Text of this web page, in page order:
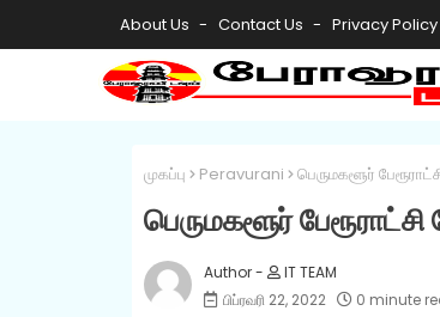
About Us Contact Us Privacy Policy
முகப்பு Peravurani பெருமகளூர்
பெருமகளூர்
IT TEAM
பிப்ரவரி 22, 2022
0 minute